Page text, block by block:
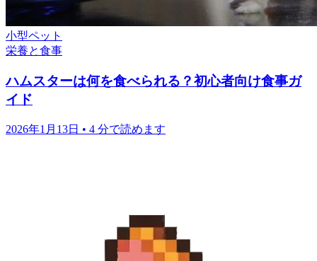
小型ペット
栄養と食事
ハムスターは何を食べられる？初心者向け食事ガ
イド
2026年1月13日 • 4 分で読めます